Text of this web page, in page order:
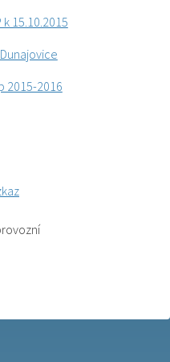
15.10.2015
2015-2016